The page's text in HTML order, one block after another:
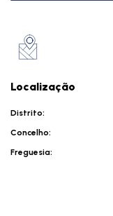
Localização
Distrito:
Concelho:
Freguesia: